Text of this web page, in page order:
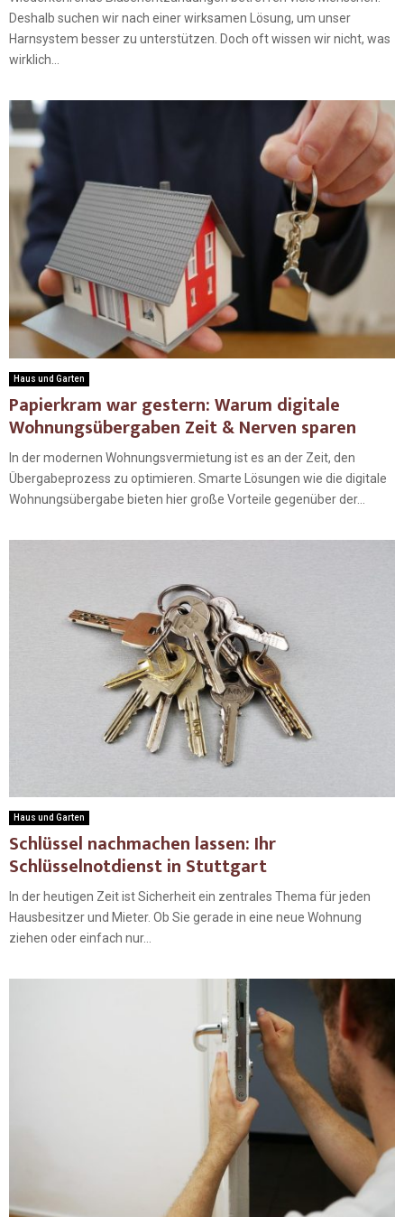
Deshalb suchen wir nach einer wirksamen Lösung, um unser
Harnsystem besser zu unterstützen. Doch oft wissen wir nicht, was
wirklich...
Haus und Garten
Papierkram war gestern: Warum digitale
Wohnungsübergaben Zeit & Nerven sparen
In der modernen Wohnungsvermietung ist es an der Zeit, den
Übergabeprozess zu optimieren. Smarte Lösungen wie die digitale
Wohnungsübergabe bieten hier große Vorteile gegenüber der...
Haus und Garten
Schlüssel nachmachen lassen: Ihr
Schlüsselnotdienst in Stuttgart
In der heutigen Zeit ist Sicherheit ein zentrales Thema für jeden
Hausbesitzer und Mieter. Ob Sie gerade in eine neue Wohnung
ziehen oder einfach nur...